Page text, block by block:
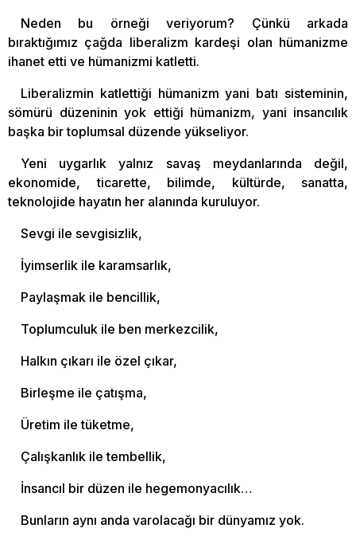
Neden bu örneği veriyorum? Çünkü arkada
bıraktığımız çağda liberalizm kardeşi olan hümanizme
ihanet etti ve hümanizmi katletti.
Liberalizmin katlettiği hümanizm yani batı sisteminin,
sömürü düzeninin yok ettiği hümanizm, yani insancılık
başka bir toplumsal düzende yükseliyor.
Yeni uygarlık yalnız savaş meydanlarında değil,
ekonomide, ticarette, bilimde, kültürde, sanatta,
teknolojide hayatın her alanında kuruluyor.
Sevgi ile sevgisizlik,
İyimserlik ile karamsarlık,
Paylaşmak ile bencillik,
Toplumculuk ile ben merkezcilik,
Halkın çıkarı ile özel çıkar,
Birleşme ile çatışma,
Üretim ile tüketme,
Çalışkanlık ile tembellik,
İnsancıl bir düzen ile hegemonyacılık…
Bunların aynı anda varolacağı bir dünyamız yok.